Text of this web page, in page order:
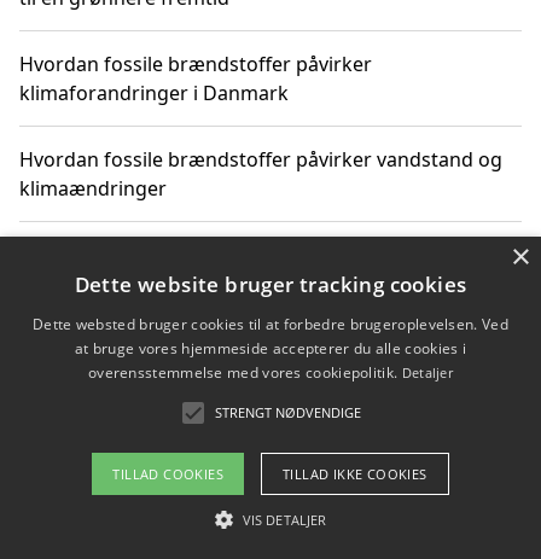
Hvordan fossile brændstoffer påvirker
klimaforandringer i Danmark
Hvordan fossile brændstoffer påvirker vandstand og
klimaændringer
vores perspektiv
Copyright 2026 - Pilanto Aps
Om / kontakt
×
Dette website bruger tracking cookies
Dette websted bruger cookies til at forbedre brugeroplevelsen. Ved
at bruge vores hjemmeside accepterer du alle cookies i
overensstemmelse med vores cookiepolitik. Detaljer
STRENGT NØDVENDIGE
TILLAD COOKIES TILLAD IKKE COOKIES
VIS DETALJER